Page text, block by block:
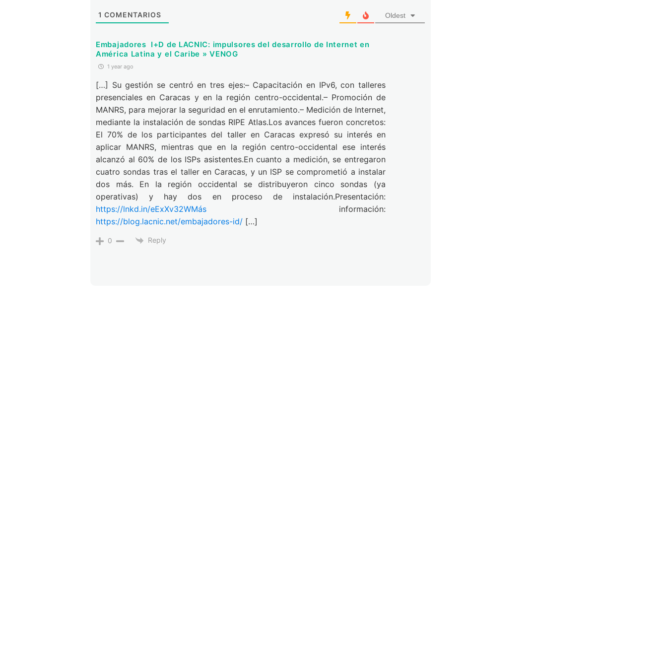
1 COMENTARIOS Oldest
Embajadores I+D de LACNIC: impulsores del desarrollo de Internet en
América Latina y el Caribe » VENOG
1 year ago
[…] Su gestión se centró en tres ejes:– Capacitación en IPv6, con talleres
presenciales en Caracas y en la región centro-occidental.– Promoción de
MANRS, para mejorar la seguridad en el enrutamiento.– Medición de Internet,
mediante la instalación de sondas RIPE Atlas.Los avances fueron concretos:
El 70% de los participantes del taller en Caracas expresó su interés en
aplicar MANRS, mientras que en la región centro-occidental ese interés
alcanzó al 60% de los ISPs asistentes.En cuanto a medición, se entregaron
cuatro sondas tras el taller en Caracas, y un ISP se comprometió a instalar
dos más. En la región occidental se distribuyeron cinco sondas (ya
operativas) y hay dos en proceso de instalación.Presentación:
https://lnkd.in/eExXv32WMás información:
https://blog.lacnic.net/embajadores-id/ […]
0 Reply